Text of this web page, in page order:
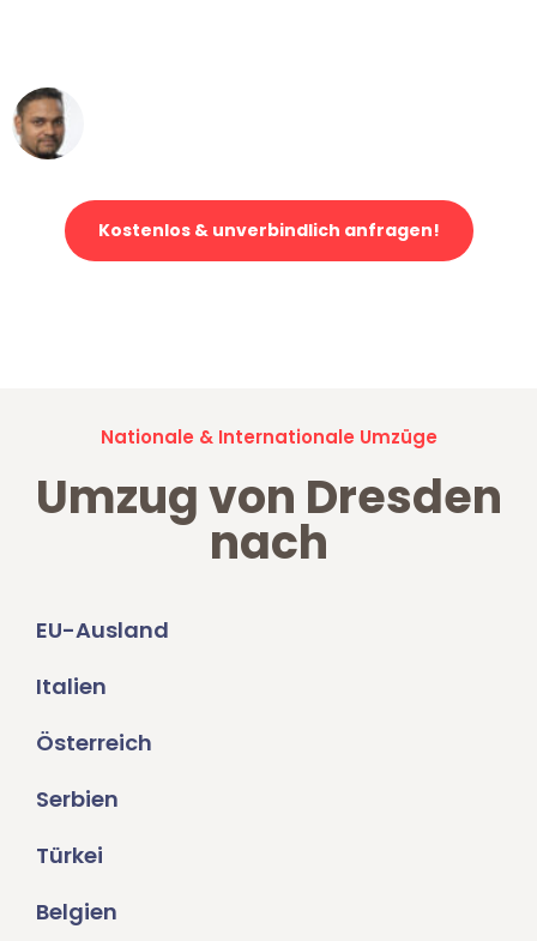
Kostenlos & unverbindlich anfragen!
Nationale & Internationale Umzüge
Umzug von Dresden
nach
EU-Ausland
Italien
Österreich
Serbien
Türkei
Belgien